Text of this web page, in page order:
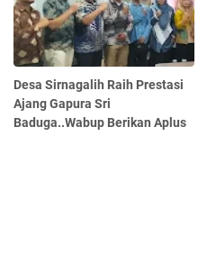
Desa Sirnagalih Raih Prestasi
Ajang Gapura Sri
Baduga..Wabup Berikan Aplus